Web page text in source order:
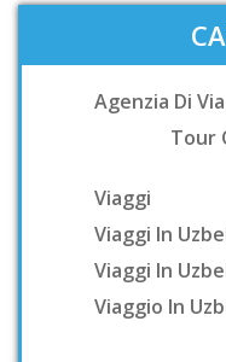
Agenzia Di
Tour
Viaggi
Viaggi In
Viaggi In
Viaggio In